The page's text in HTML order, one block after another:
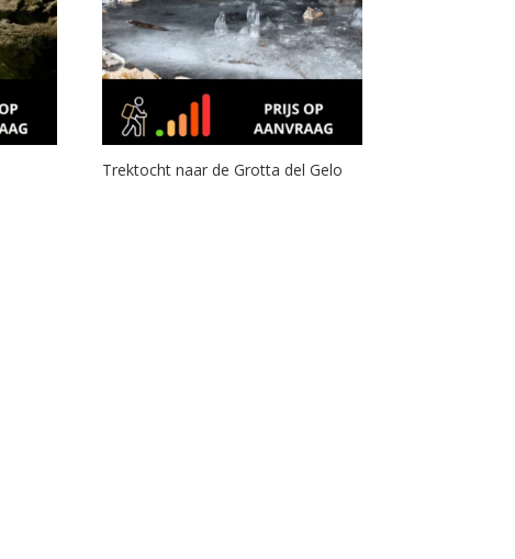
Trektocht naar de Grotta del Gelo